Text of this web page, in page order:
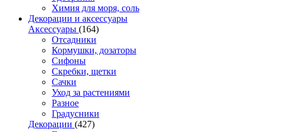
Химия для моря, соль
Декорации и аксессуары
Аксессуары (164)
Отсадники
Кормушки, дозаторы
Сифоны
Скребки, щетки
Сачки
Уход за растениями
Разное
Градусники
Декорации (427)